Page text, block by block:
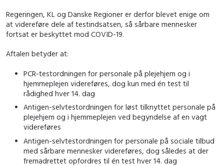
Regeringen, KL og Danske Regioner er derfor blevet enige om
at videreføre dele af testindsatsen, så sårbare mennesker
fortsat er beskyttet mod COVID-19.
Aftalen betyder at:
PCR-testordningen for personale på plejehjem og i
hjemmeplejen videreføres, dog kun med én test til
rådighed hver 14. dag
Antigen-selvtestordningen for løst tilknyttet personale på
plejehjem og i hjemmeplejen ved begyndelse af en vagt
videreføres
Antigen-selvtestordningen for personale på sociale tilbud
med sårbare mennesker videreføres, dog således at der
fremadrettet opfordres til én test hver 14. dag